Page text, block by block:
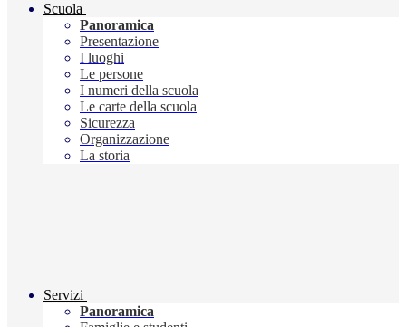
Scuola
Panoramica
Presentazione
I luoghi
Le persone
I numeri della scuola
Le carte della scuola
Sicurezza
Organizzazione
La storia
Servizi
Panoramica